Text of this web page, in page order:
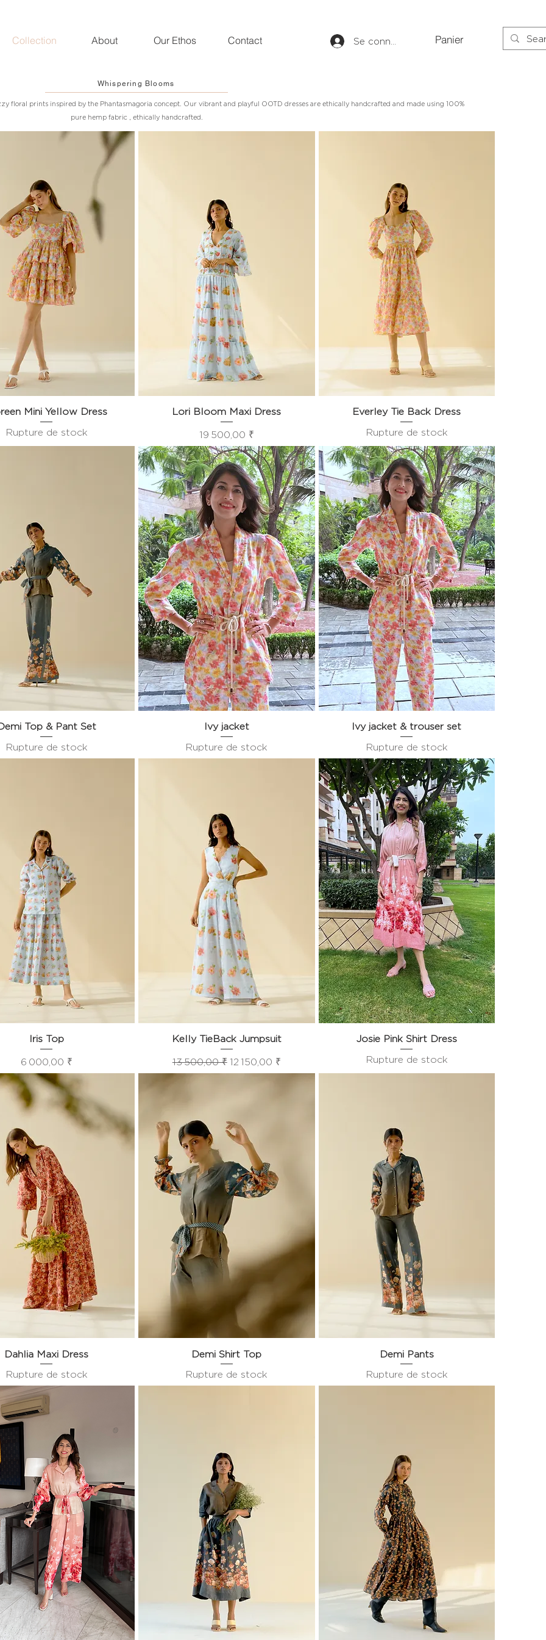
Collection About Our Ethos Contact Se connecter Panier
Whispering Blooms
floral prints inspired by the Phantasmagoria concept. Our vibrant and playful OOTD dresses are ethically handcrafted and made using 100%
pure hemp fabric , ethically handcrafted.
Aperçu rapide
Mini Yellow Dress
Rupture de stock
Aperçu rapide
Lori Bloom Maxi Dress
Prix
19 500,00 ₹
Aperçu rapide
Everley Tie Back Dress
Rupture de stock
Aperçu rapide
Top & Pant Set
Rupture de stock
Aperçu rapide
Ivy jacket
Rupture de stock
Aperçu rapide
Ivy jacket & trouser set
Rupture de stock
Aperçu rapide
Iris Top
Prix
6 000,00 ₹
Aperçu rapide
Kelly TieBack Jumpsuit
Prix original
13 500,00 ₹ Prix promotionnel
12 150,00 ₹
Aperçu rapide
Josie Pink Shirt Dress
Rupture de stock
Aperçu rapide
Dahlia Maxi Dress
Rupture de stock
Aperçu rapide
Demi Shirt Top
Rupture de stock
Aperçu rapide
Demi Pants
Rupture de stock